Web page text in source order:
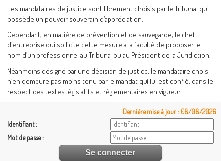
Les mandataires de justice sont librement choisis par le Tribunal qui
possède un pouvoir souverain d’appréciation.
Cependant, en matière de prévention et de sauvegarde, le chef
d’entreprise qui sollicite cette mesure a la faculté de proposer le
nom d’un professionnel au Tribunal ou au Président de la Juridiction.
Néanmoins désigné par une décision de justice, le mandataire choisi
n’en demeure pas moins tenu par le mandat qui lui est confié, dans le
respect des textes législatifs et réglementaires en vigueur.
Dernière mise à jour : 08/08/2026
Identifiant :
Mot de passe :